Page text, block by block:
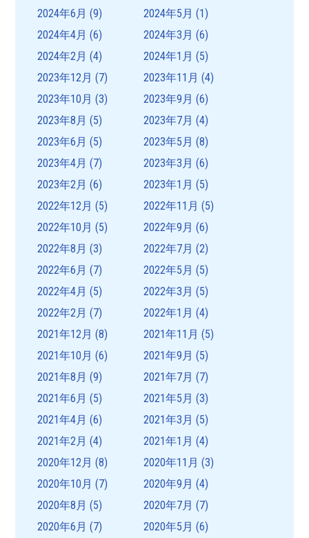
2024年6月 (9) 2024年5月 (1)
2024年4月 (6) 2024年3月 (6)
2024年2月 (4) 2024年1月 (5)
2023年12月 (7) 2023年11月 (4)
2023年10月 (3) 2023年9月 (6)
2023年8月 (5) 2023年7月 (4)
2023年6月 (5) 2023年5月 (8)
2023年4月 (7) 2023年3月 (6)
2023年2月 (6) 2023年1月 (5)
2022年12月 (5) 2022年11月 (5)
2022年10月 (5) 2022年9月 (6)
2022年8月 (3) 2022年7月 (2)
2022年6月 (7) 2022年5月 (5)
2022年4月 (5) 2022年3月 (5)
2022年2月 (7) 2022年1月 (4)
2021年12月 (8) 2021年11月 (5)
2021年10月 (6) 2021年9月 (5)
2021年8月 (9) 2021年7月 (7)
2021年6月 (5) 2021年5月 (3)
2021年4月 (6) 2021年3月 (5)
2021年2月 (4) 2021年1月 (4)
2020年12月 (8) 2020年11月 (3)
2020年10月 (7) 2020年9月 (4)
2020年8月 (5) 2020年7月 (7)
2020年6月 (7) 2020年5月 (6)